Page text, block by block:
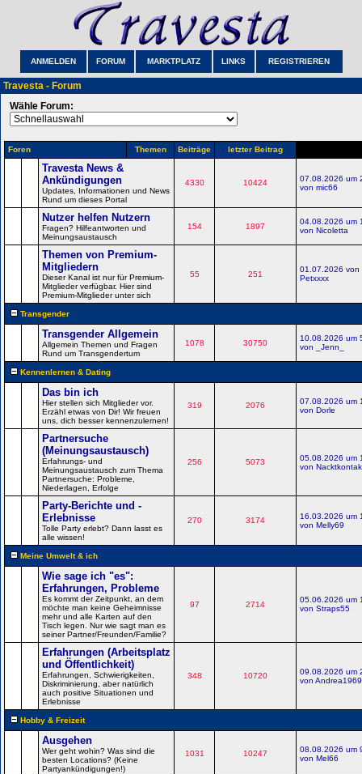
ANMELDEN FORUM MARKTPLATZ LINKS REGISTRIEREN
Travesta - Forum
Wähle Forum:
Foren Themen Beiträge letzter Beitrag
Travesta News &
Ankündigungen
Updates, Informationen und News
Rund um dieses Portal
4330 10424
07.08.2026 um
von mic66
Nutzer helfen Nutzern
Fragen? Hilfeantworten und
Meinungsaustausch
154 1897
04.08.2026 um
von Nicoletta
Themen von Premium-
Mitgliedern
Dieser Kanal ist nur für Premium-
Mitglieder verfügbar. Hier sind
Premium-Mitglieder unter sich
55 251
01.07.2026 von
Petxxxx
Transgender
Transgender Allgemein
Allgemein Themen und Fragen
Rund um Transgendertum
1078 30750
10.08.2026 um
von _Jenn_
Kennenlernen & Dating
Das bin ich
Hier stellen sich Mitglieder vor.
Erzähl etwas von Dir! Wir freuen
uns, dich besser kennenzulernen!
319 2076
07.08.2026 um
von Dorle
Partnersuche
(Meinungsaustausch)
Erfahrungs- und
Meinungsaustausch zum Thema
Partnersuche: Probleme,
Niederlagen, Erfolge
256 5073
05.08.2026 um
von
Party-Berichte und -
Erlebnisse
Tolle Party erlebt? Dann lasst es
alle wissen!
270 3174
16.03.2026 um
von Melly69
Meine Umwelt & ich
Wie sage ich "es":
Erfahrungen, Probleme
Es kommt der Zeitpunkt, an dem
möchte man keine Geheimnisse
mehr und alle Karten auf den
Tisch legen. Nur wie sagt man es
seiner Partner/Freunden/Familie?
97 2714
05.06.2026 um
von Straps55
Erfahrungen (Arbeitsplatz
und Öffentlichkeit)
Erfahrungen, Schwierigkeiten,
Diskriminierung, aber natürlich
auch positive Situationen und
Erlebnisse
348 10720
09.08.2026 um
von Andrea1969
Hobby & Freizeit
Ausgehen
Wer geht wohin? Was sind die
besten Locations? (Keine
Partyankündigungen!)
1031 10247
08.08.2026 um
von Mel66